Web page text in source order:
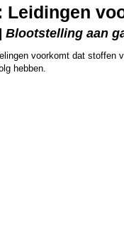
Leidingen
aan
voorkomt dat
hebben.